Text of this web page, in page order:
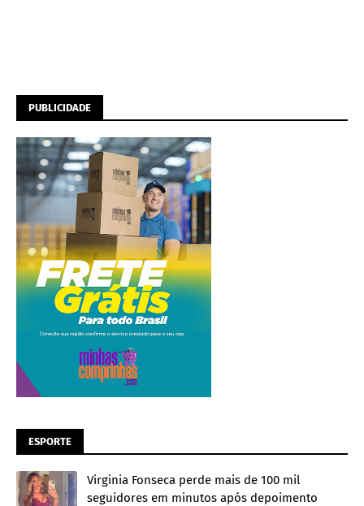
PUBLICIDADE
ESPORTE
Virginia Fonseca perde mais de 100 mil
seguidores em minutos após depoimento